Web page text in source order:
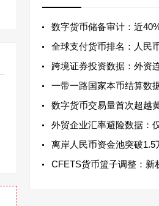
数字货币储备审计：近40%平
全球支付货币排名：人民币占比
跨境证券投资数据：外资连续
一带一路国家本币结算数据：人
数字货币交易量首次超越黄金：
外贸企业汇率避险数据：仅
离岸人民币资金池突破1.5万
CFETS货币篮子调整：新权